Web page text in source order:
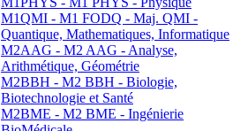
M1QMI - M1 FODQ - Maj. QMI -
Quantique, Mathematiques, Informatique
M2AAG - M2 AAG - Analyse,
Arithmétique, Géométrie
M2BBH - M2 BBH - Biologie,
Biotechnologie et Santé
M2BME - M2 BME - Ingénierie